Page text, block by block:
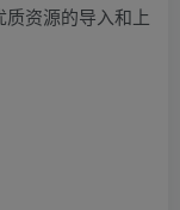
资源的导入和上